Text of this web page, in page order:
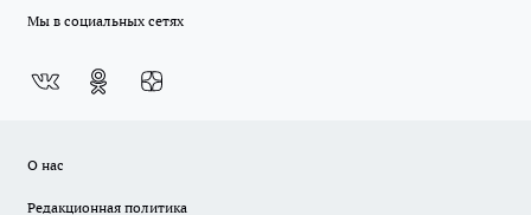
Мы в социальных сетях
О нас
Редакционная политика